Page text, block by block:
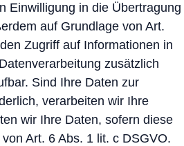
Einwilligung in die Übertragung
auf Grundlage von Art.
Zugriff auf Informationen in
zusätzlich
Sind Ihre Daten zur
verarbeiten wir Ihre
wir Ihre Daten, sofern diese
Art. 6 Abs. 1 lit. c DSGVO.